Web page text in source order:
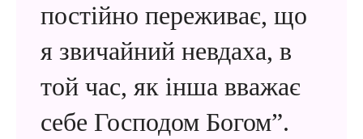
постійно переживає, що
я звичайний невдаха, в
той час, як інша вважає
себе Господом Богом”.